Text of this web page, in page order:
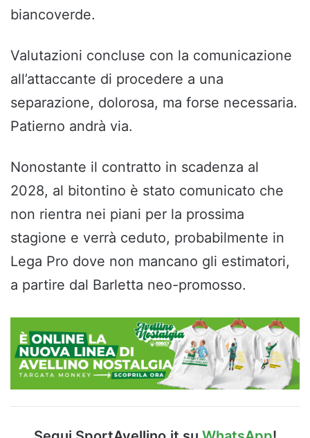
biancoverde.
Valutazioni concluse con la comunicazione
all’attaccante di procedere a una
separazione, dolorosa, ma forse necessaria.
Patierno andrà via.
Nonostante il contratto in scadenza al
2028, al bitontino è stato comunicato che
non rientra nei piani per la prossima
stagione e verrà ceduto, probabilmente in
Lega Pro dove non mancano gli estimatori,
a partire dal Barletta neo-promosso.